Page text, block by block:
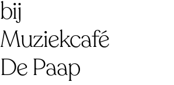
bij
Muziekcafé
De Paap